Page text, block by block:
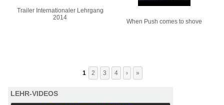
Trailer Internationaler Lehrgang
2014
When Push comes to shove
1 2 3 4 › »
LEHR-VIDEOS